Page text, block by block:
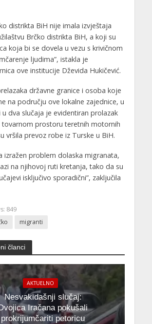
distrikta BiH nije imala izvještaja
Brčko distrikta BiH, a koji su
koja bi se dovela u vezu s krivičnom
ljudima”, istakla je
ove institucije Dževida Hukičević.
državne granice i osoba koje
na području ove lokalne zajednice, u
u dva slučaja je evidentiran prolazak
tovarnom prostoru teretnih motornih
vršila prevoz robe iz Turske u BiH.
izražen problem dolaska migranata,
na njihovoj ruti kretanja, tako da su
isključivo sporadični”, zaključila
849
migranti
članci
AKTUELNO
Nesvakidašnji slučaj:
Dvojica Iračana pokušali
prokrijumčariti petoricu